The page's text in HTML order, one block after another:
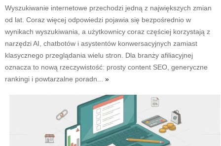
Wyszukiwanie internetowe przechodzi jedną z największych zmian
od lat. Coraz więcej odpowiedzi pojawia się bezpośrednio w
wynikach wyszukiwania, a użytkownicy coraz częściej korzystają z
narzędzi AI, chatbotów i asystentów konwersacyjnych zamiast
klasycznego przeglądania wielu stron. Dla branży afiliacyjnej
oznacza to nową rzeczywistość: prosty content SEO, generyczne
rankingi i powtarzalne poradn... »